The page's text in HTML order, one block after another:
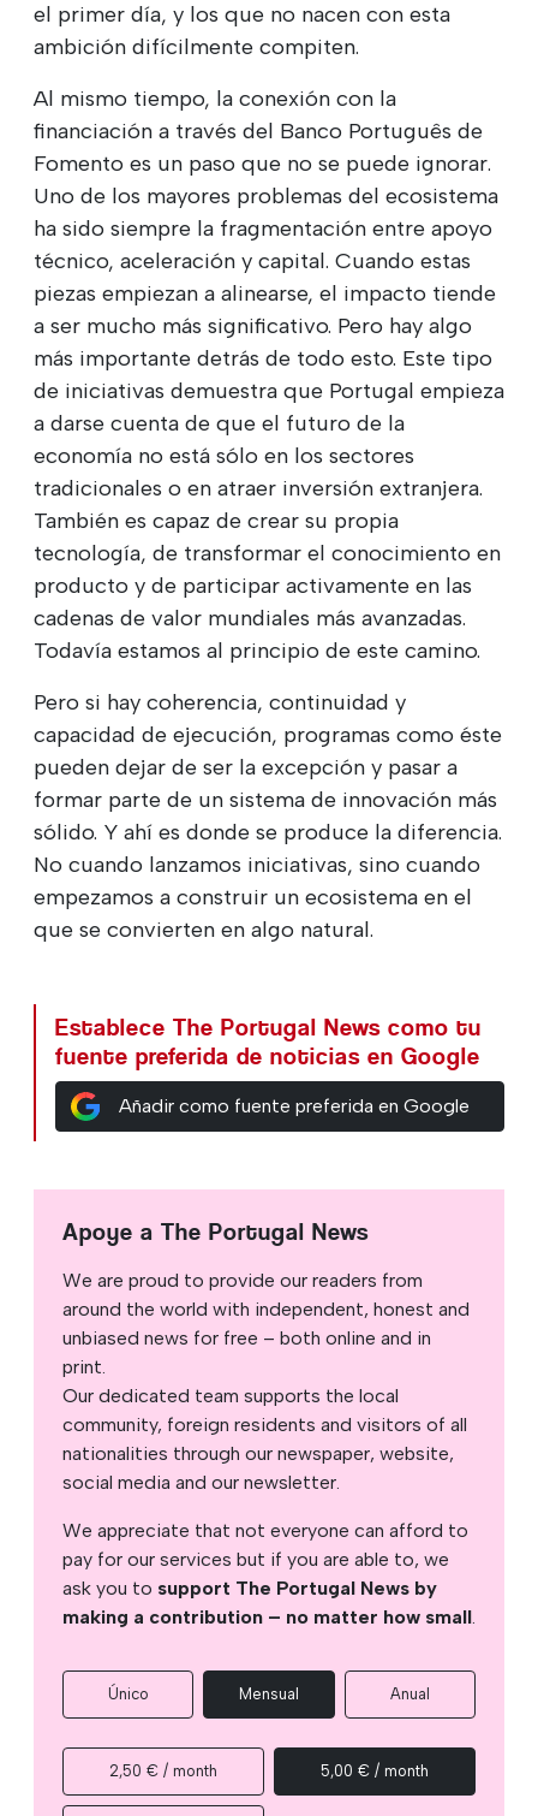
el primer día, y los que no nacen con esta
ambición difícilmente compiten.
Al mismo tiempo, la conexión con la
financiación a través del Banco Português de
Fomento es un paso que no se puede ignorar.
Uno de los mayores problemas del ecosistema
ha sido siempre la fragmentación entre apoyo
técnico, aceleración y capital. Cuando estas
piezas empiezan a alinearse, el impacto tiende
a ser mucho más significativo. Pero hay algo
más importante detrás de todo esto. Este tipo
de iniciativas demuestra que Portugal empieza
a darse cuenta de que el futuro de la
economía no está sólo en los sectores
tradicionales o en atraer inversión extranjera.
También es capaz de crear su propia
tecnología, de transformar el conocimiento en
producto y de participar activamente en las
cadenas de valor mundiales más avanzadas.
Todavía estamos al principio de este camino.
Pero si hay coherencia, continuidad y
capacidad de ejecución, programas como éste
pueden dejar de ser la excepción y pasar a
formar parte de un sistema de innovación más
sólido. Y ahí es donde se produce la diferencia.
No cuando lanzamos iniciativas, sino cuando
empezamos a construir un ecosistema en el
que se convierten en algo natural.
Establece The Portugal News como tu
fuente preferida de noticias en Google
Añadir como fuente preferida en Google
Apoye a The Portugal News
We are proud to provide our readers from
around the world with independent, honest and
unbiased news for free – both online and in
print.
Our dedicated team supports the local
community, foreign residents and visitors of all
nationalities through our newspaper, website,
social media and our newsletter.
We appreciate that not everyone can afford to
pay for our services but if you are able to, we
ask you to support The Portugal News by
making a contribution – no matter how small.
Único Mensual Anual
2,50 € / month 5,00 € / month